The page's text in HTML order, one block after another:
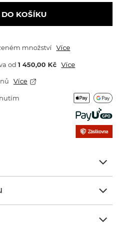
DO KOŠÍKU
množství Více
od 1 450,00 Kč Více
Více